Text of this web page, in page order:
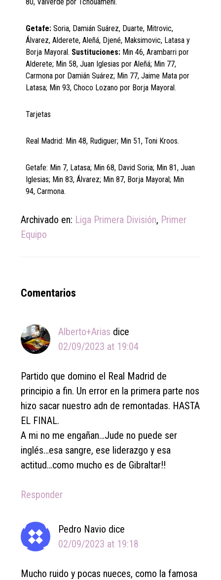
Getafe: Soria, Damián Suárez, Duarte, Mitrovic,
Álvarez, Alderete, Aleñá, Djené, Maksimovic, Latasa y
Borja Mayoral. Sustituciones: Min 46, Arambarri por
Alderete; Min 58, Juan Iglesias por Aleñá; Min 77,
Carmona por Damián Suárez; Min 77, Jaime Mata por
Latasa; Min 93, Choco Lozano por Borja Mayoral.
Tarjetas
Real Madrid: Min 48, Rudiguer; Min 51, Toni Kroos.
Getafe: Min 7, Latasa; Min 68, David Soria; Min 81, Juan
Iglesias; Min 83, Álvarez; Min 87, Borja Mayoral; Min
94, Carmona.
Archivado en: Liga Primera División, Primer
Equipo
Reader
Comentarios
Alberto+Arias dice
02/09/2023 at 19:04
Partido que domino el Real Madrid de
principio a fin. Un error en la primera parte nos
hizo sacar nuestro adn de remontadas. HASTA
EL FINAL.
A mi no me engañan…Jude no puede ser
inglés…esa sangre, ese liderazgo y esa
actitud…como mucho es de Gibraltar!!
Responder
Pedro Navio dice
02/09/2023 at 19:18
Mucho ruido y pocas nueces, como la famosa